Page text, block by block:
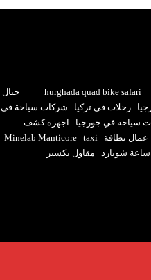
hurghada quad bike safari
جبال
رحلات في تركيا
شركات سياحة في
سياحة في جورجيا
اجهزة كشف
عمال نظافة Minelab Manticore taxi
ساعة شوبارد مقاول تكسير